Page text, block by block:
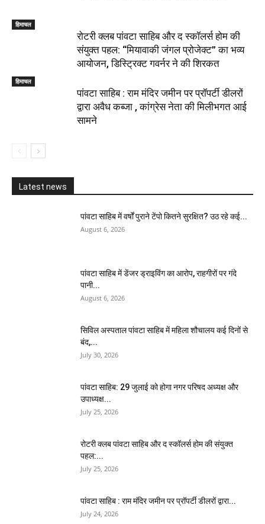
हिमाचल
​रोटरी क्लब पांवटा साहिब और द स्कॉलर्स होम की
संयुक्त पहल: “मियावाकी जंगल प्रोजेक्ट” का भव्य
आयोजन, डिस्ट्रिक्ट गवर्नर ने की शिरकत
हिमाचल
पांवटा साहिब : राम मंदिर जमीन पर प्रॉपर्टी डीलरों
द्वारा अवैध कब्जा , कांग्रेस नेता की मिलीभगत आई
सामने
Latest news
पांवटा साहिब में वर्षों पुराने टेंपो कितने सुरक्षित? उठ रहे कई...
August 6, 2026
पांवटा साहिब में डेंजर ड्राइविंग का आरोप, राहगीरों पर गंदे
पानी...
August 6, 2026
सिविल अस्पताल पांवटा साहिब में महिला शौचालय कई दिनों से
बंद,...
July 30, 2026
पांवटा साहिब: 29 जुलाई को होगा नगर परिषद अध्यक्ष और
उपाध्यक्ष...
July 25, 2026
​रोटरी क्लब पांवटा साहिब और द स्कॉलर्स होम की संयुक्त
पहल:...
July 25, 2026
पांवटा साहिब : राम मंदिर जमीन पर प्रॉपर्टी डीलरों द्वारा...
July 24, 2026